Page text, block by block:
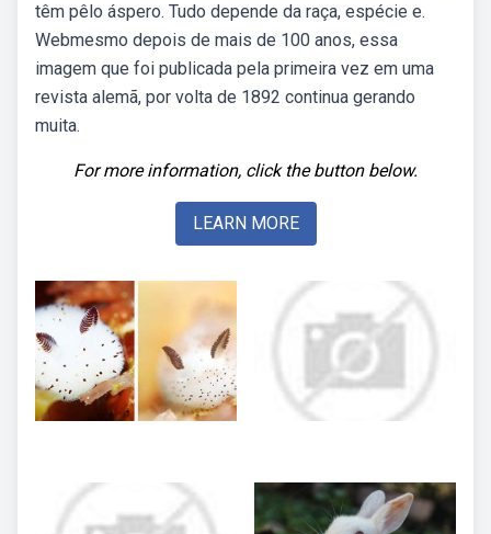
têm pêlo áspero. Tudo depende da raça, espécie e.
Webmesmo depois de mais de 100 anos, essa
imagem que foi publicada pela primeira vez em uma
revista alemã, por volta de 1892 continua gerando
muita.
For more information, click the button below.
LEARN MORE